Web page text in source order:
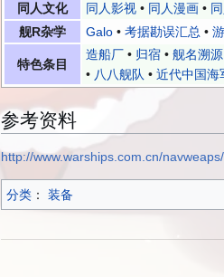
同人文化 同人影视• 同人漫画•
舰R杂学
Galo• 考据勘误汇总 •
特色条目
造船厂• 归宿• 舰名溯源
• 八八舰队 • 近代中国海
参考资料
http://www.warships.com.cn/
分类 ：​ 装备